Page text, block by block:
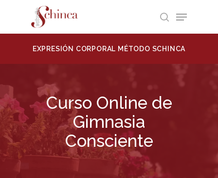
search
Menu
EXPRESIÓN CORPORAL MÉTODO SCHINCA
Curso Online de
Gimnasia
Consciente